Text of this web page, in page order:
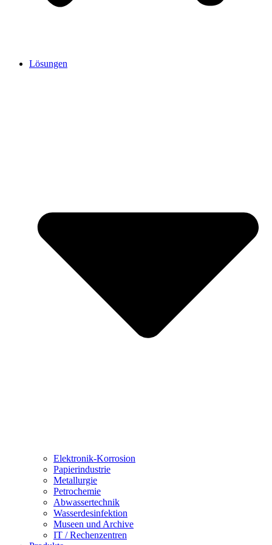
Lösungen
Elektronik-Korrosion
Papierindustrie
Metallurgie
Petrochemie
Abwassertechnik
Wasserdesinfektion
Museen und Archive
IT / Rechenzentren